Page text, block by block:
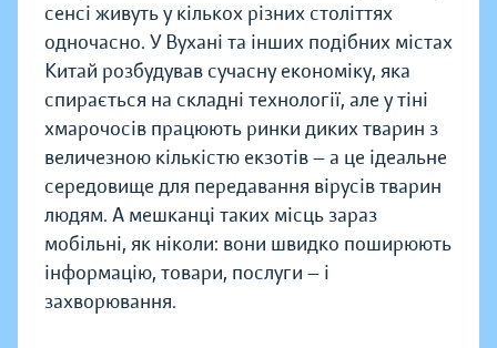
сенсі живуть у кількох різних століттях
одночасно. У Вухані та інших подібних містах
Китай розбудував сучасну економіку, яка
спирається на складні технології, але у тіні
хмарочосів працюють ринки диких тварин з
величезною кількістю екзотів — а це ідеальне
середовище для передавання вірусів тварин
людям. А мешканці таких місць зараз
мобільні, як ніколи: вони швидко поширюють
інформацію, товари, послуги — і
захворювання.